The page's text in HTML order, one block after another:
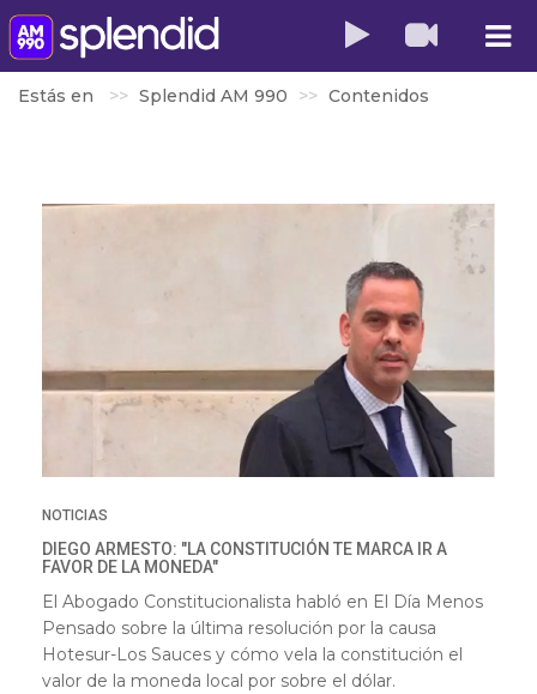
Estás en Splendid AM 990 Contenidos
NOTICIAS
DIEGO ARMESTO: "LA CONSTITUCIÓN TE MARCA IR A
FAVOR DE LA MONEDA"
El Abogado Constitucionalista habló en El Día Menos
Pensado sobre la última resolución por la causa
Hotesur-Los Sauces y cómo vela la constitución el
valor de la moneda local por sobre el dólar.